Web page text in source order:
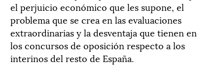
el perjuicio económico que les supone, el
problema que se crea en las evaluaciones
extraordinarias y la desventaja que tienen en
los concursos de oposición respecto a los
interinos del resto de España.